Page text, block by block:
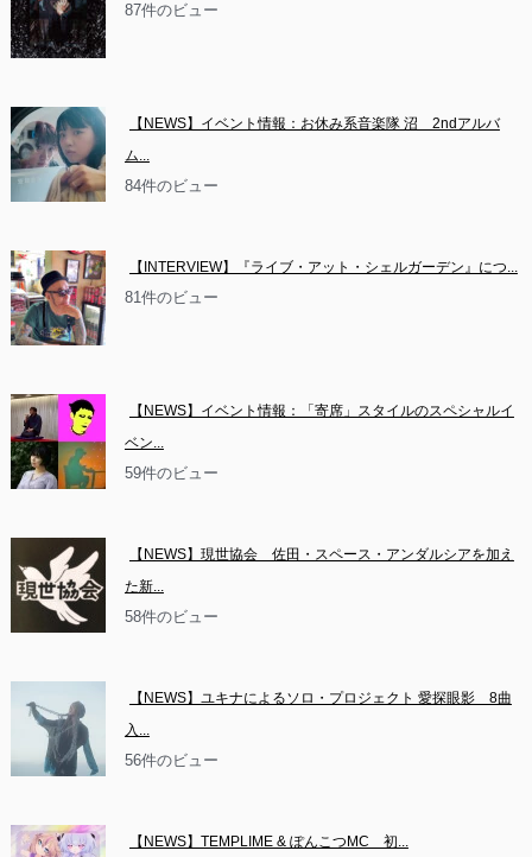
87件のビュー
【NEWS】イベント情報：お休み系音楽隊 沼　2ndアルバ
ム...
84件のビュー
【INTERVIEW】『ライブ・アット・シェルガーデン』につ...
81件のビュー
【NEWS】イベント情報：「寄席」スタイルのスペシャルイ
ベン...
59件のビュー
【NEWS】現世協会　佐田・スペース・アンダルシアを加え
た新...
58件のビュー
【NEWS】ユキナによるソロ・プロジェクト 愛探眼影　8曲
入...
56件のビュー
【NEWS】TEMPLIME & ぽんこつMC　初...